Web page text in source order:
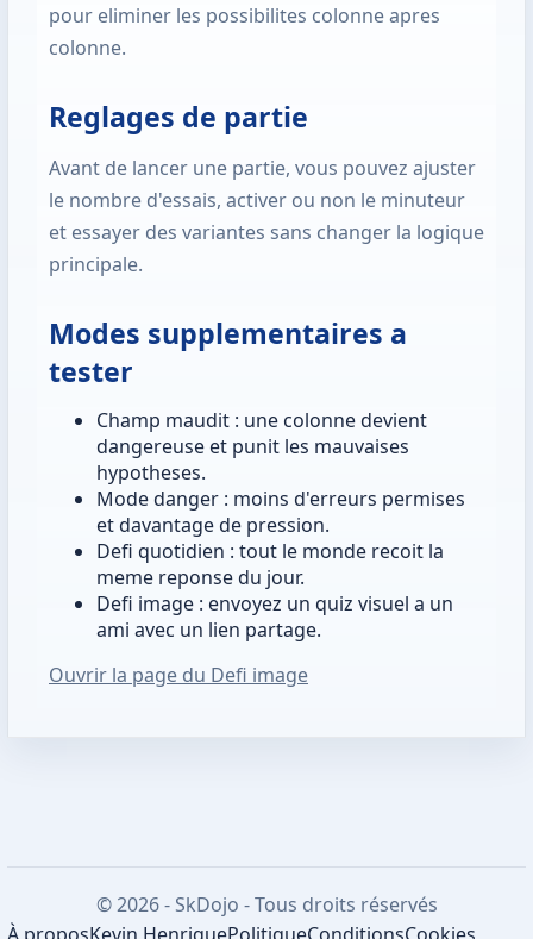
pour eliminer les possibilites colonne apres
colonne.
Reglages de partie
Avant de lancer une partie, vous pouvez ajuster
le nombre d'essais, activer ou non le minuteur
et essayer des variantes sans changer la logique
principale.
Modes supplementaires a
tester
Champ maudit : une colonne devient
dangereuse et punit les mauvaises
hypotheses.
Mode danger : moins d'erreurs permises
et davantage de pression.
Defi quotidien : tout le monde recoit la
meme reponse du jour.
Defi image : envoyez un quiz visuel a un
ami avec un lien partage.
Ouvrir la page du Defi image
© 2026 - SkDojo - Tous droits réservés
À proposKevin HenriquePolitiqueConditionsCookies